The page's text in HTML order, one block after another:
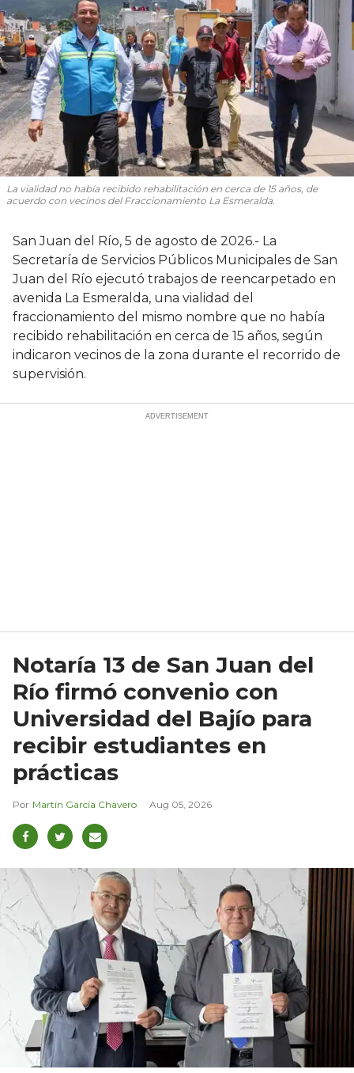
La vialidad no había recibido rehabilitación en cerca de 15 años, de
acuerdo con vecinos del Fraccionamiento La Esmeralda.
San Juan del Río, 5 de agosto de 2026.- La
Secretaría de Servicios Públicos Municipales de San
Juan del Río ejecutó trabajos de reencarpetado en
avenida La Esmeralda, una vialidad del
fraccionamiento del mismo nombre que no había
recibido rehabilitación en cerca de 15 años, según
indicaron vecinos de la zona durante el recorrido de
supervisión.
Notaría 13 de San Juan del
Río firmó convenio con
Universidad del Bajío para
recibir estudiantes en
prácticas
Martín García Chavero Aug 05, 2026